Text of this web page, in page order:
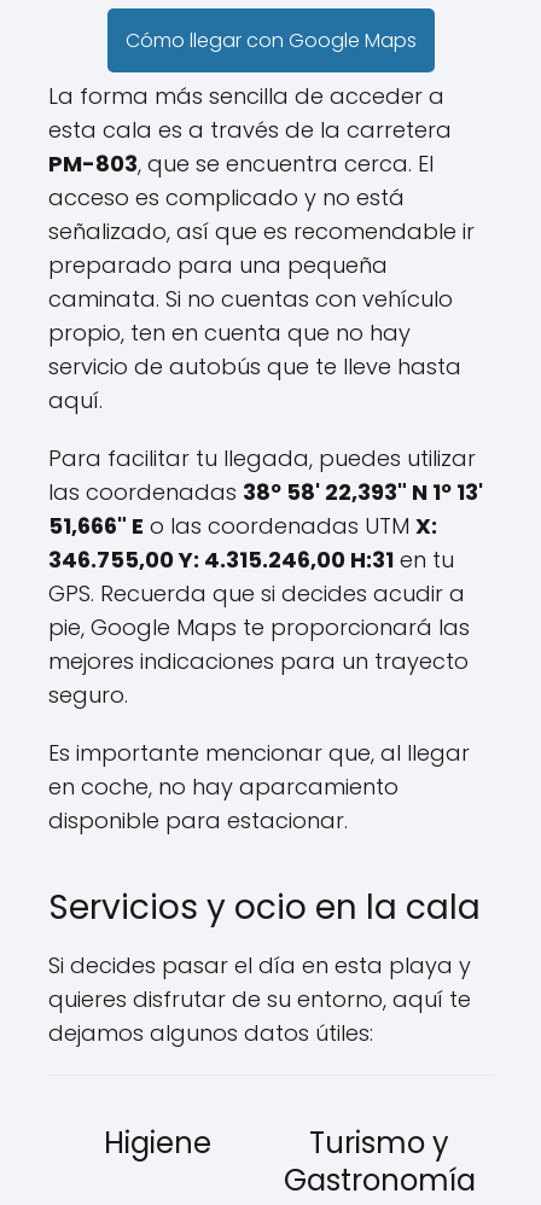
Cómo llegar con Google Maps
La forma más sencilla de acceder a
esta cala es a través de la carretera
PM-803, que se encuentra cerca. El
acceso es complicado y no está
señalizado, así que es recomendable ir
preparado para una pequeña
caminata. Si no cuentas con vehículo
propio, ten en cuenta que no hay
servicio de autobús que te lleve hasta
aquí.
Para facilitar tu llegada, puedes utilizar
las coordenadas 38º 58' 22,393" N 1º 13'
51,666" E o las coordenadas UTM X:
346.755,00 Y: 4.315.246,00 H:31 en tu
GPS. Recuerda que si decides acudir a
pie, Google Maps te proporcionará las
mejores indicaciones para un trayecto
seguro.
Es importante mencionar que, al llegar
en coche, no hay aparcamiento
disponible para estacionar.
Servicios y ocio en la cala
Si decides pasar el día en esta playa y
quieres disfrutar de su entorno, aquí te
dejamos algunos datos útiles:
Higiene
Turismo y
Gastronomía